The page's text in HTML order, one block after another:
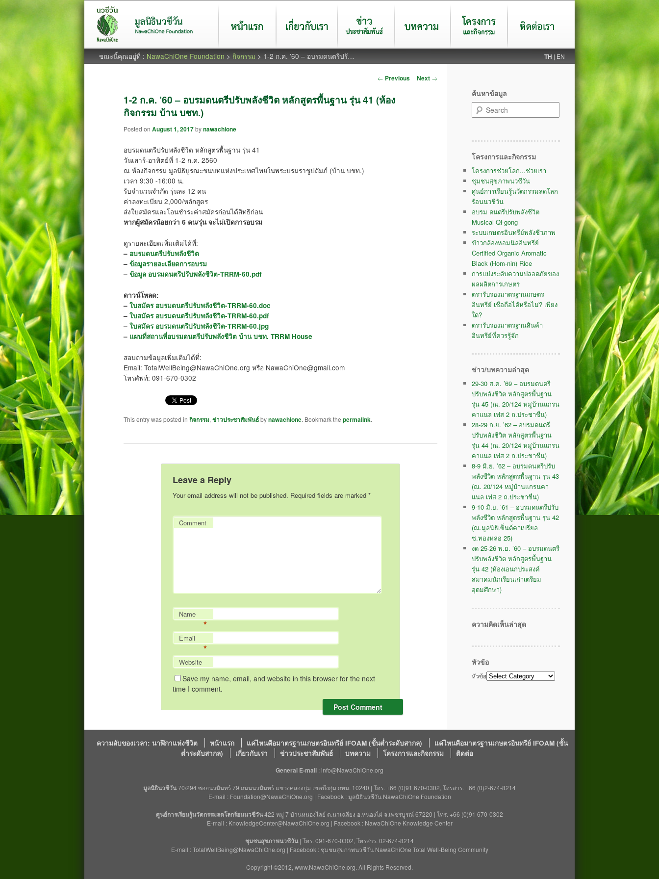
หน้าแรก เกี่ยวกับเรา ข่าวประชาสัมพันธ์
กิจกรรม
ขณะนี้คุณอยู่ที่ : NawaChiOne Foundation > กิจกรรม > 1-2 ก.ค. ’60 – อบรมดนตรีปรั… TH | EN
Post navigation
← Previous Next →
1-2 ก.ค. ’60 – อบรมดนตรีปรับพลังชีวิต หลักสูตรพื้นฐาน รุ่น 41 (ห้อง
กิจกรรม บ้าน บชท.)
Posted on August 1, 2017bynawachione
อบรมดนตรีปรับพลังชีวิต หลักสูตรพื้นฐาน รุ่น 41
วันเสาร์-อาทิตย์ที่ 1-2 ก.ค. 2560
ณ ห้องกิจกรรม มูลนิธิบูรณะชนบทแห่งประเทศไทยในพระบรมราชูปถัมภ์ (บ้าน บชท.)
เวลา 9:30 -16:00 น.
รับจำนวนจำกัด รุ่นละ 12 คน
ค่าลงทะเบียน 2,000/หลักสูตร
ส่งใบสมัครและโอนชำระค่าสมัครก่อนได้สิทธิก่อน
หากผู้สมัครน้อยกว่า 6 คน/รุ่น จะไม่เปิดการอบรม
ดูรายละเอียดเพิ่มเติมได้ที่:
– อบรมดนตรีปรับพลังชีวิต
– ข้อมูลรายละเอียดการอบรม
– ข้อมูล อบรมดนตรีปรับพลังชีวิต-TRRM-60.pdf
ดาวน์โหลด:
– ใบสมัคร อบรมดนตรีปรับพลังชีวิต-TRRM-60.doc
– ใบสมัคร อบรมดนตรีปรับพลังชีวิต-TRRM-60.pdf
– ใบสมัคร อบรมดนตรีปรับพลังชีวิต-TRRM-60.jpg
– แผนที่สถานที่อบรมดนตรีปรับพลังชีวิต บ้าน บชท. TRRM House
สอบถามข้อมูลเพิ่มเติมได้ที่:
Email: TotalWellBeing@NawaChiOne.org หรือ NawaChiOne@gmail.com
โทรศัพท์: 091-670-0302
This entry was posted in กิจกรรม, ข่าวประชาสัมพันธ์bynawachione. Bookmark the permalink.
Leave a Reply
Your email address will not be published. Required fields are marked *
Comment
Name
*
Email
*
Website
Save my name, email, and website in this browser for the next
time I comment.
ค้นหาข้อมูล
Search
โครงการและกิจกรรม
โครงการช่วยโลก...ช่วยเรา
ชุมชนสุขภาพนวชีวัน
ศูนย์การเรียนรู้นวัตกรรมลดโลก
ร้อนนวชีวัน
อบรม ดนตรีปรับพลังชีวิต
Musical Qi-gong
ระบบเกษตรอินทรีย์พลังชีวภาพ
ข้าวกล้องหอมนิลอินทรีย์
Certified Organic Aromatic
Black (Hom-nin) Rice
การแบ่งระดับความปลอดภัยของ
ผลผลิตการเกษตร
ตรารับรองมาตรฐานเกษตร
อินทรีย์ เชื่อถือได้หรือไม่? เพียง
ใด?
ตรารับรองมาตรฐานสินค้า
อินทรีย์ที่ควรรู้จัก
ข่าว/บทความล่าสุด
29-30 ส.ค. ’69 – อบรมดนตรี
ปรับพลังชีวิต หลักสูตรพื้นฐาน
รุ่น 45 (ณ. 20/124 หมู่บ้านแกรน
คาแนล เฟส 2 ถ.ประชาชื่น)
28-29 ก.ย. ’62 – อบรมดนตรี
ปรับพลังชีวิต หลักสูตรพื้นฐาน
รุ่น 44 (ณ. 20/124 หมู่บ้านแกรน
คาแนล เฟส 2 ถ.ประชาชื่น)
8-9 มิ.ย. ’62 – อบรมดนตรีปรับ
พลังชีวิต หลักสูตรพื้นฐาน รุ่น 43
(ณ. 20/124 หมู่บ้านแกรนคา
แนล เฟส 2 ถ.ประชาชื่น)
9-10 มิ.ย. ’61 – อบรมดนตรีปรับ
พลังชีวิต หลักสูตรพื้นฐาน รุ่น 42
(ณ.มูลนิธิเซ็นต์คาเบรียล
ซ.ทองหล่อ 25)
งด 25-26 พ.ย. ’60 – อบรมดนตรี
ปรับพลังชีวิต หลักสูตรพื้นฐาน
รุ่น 42 (ห้องเอนกประสงค์
สมาคมนักเรียนเก่าเตรียม
อุดมศึกษา)
ความคิดเห็นล่าสุด
หัวข้อ
หัวข้อ
ความลับของเวลา: นาฬิกาแห่งชีวิต หน้าแรก แค่ไหนคือมาตรฐานเกษตรอินทรีย์ IFOAM (ขั้นต่ำระดับสากล)
แค่ไหนคือมาตรฐานเกษตรอินทรีย์ IFOAM (ขั้น
ต่ำระดับสากล)
เกี่ยวกับเรา ข่าวประชาสัมพันธ์ บทความ โครงการและกิจกรรม ติดต่อ
General E-mail : info@NawaChiOne.org
มูลนิธินวชีวัน70/294 ซอยนวมินทร์ 79 ถนนนวมินทร์ แขวงคลองกุ่ม เขตบึงกุ่ม กทม. 10240 | โทร. +66 (0)91 670-0302, โทรสาร. +66 (0)2-674-8214
E-mail : Foundation@NawaChiOne.org | Facebook : มูลนิธินวชีวัน NawaChiOne Foundation
ศูนย์การเรียนรู้นวัตกรรมลดโลกร้อนนวชีวัน422 หมู่ 7 บ้านหนองไลย์ ต.นาเฉลียง อ.หนองไผ่ จ.เพชรบูรณ์ 67220 | โทร. +66 (0)91 670-0302
E-mail : KnowledgeCenter@NawaChiOne.org | Facebook : NawaChiOne Knowledge Center
ชุมชนสุขภาพนวชีวัน| โทร. 091-670-0302, โทรสาร. 02-674-8214
E-mail : TotalWellBeing@NawaChiOne.org | Facebook : ชุมชนสุขภาพนวชีวัน NawaChiOne Total Well-Being Community
Copyright ©2012, www.NawaChiOne.org. All Rights Reserved.